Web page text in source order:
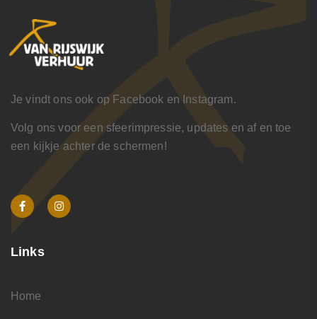
Je vindt ons ook op Facebook en Instagram.
Volg ons voor een sfeerimpressie, updates en af en toe
een kijkje achter de schermen!
Links
Home